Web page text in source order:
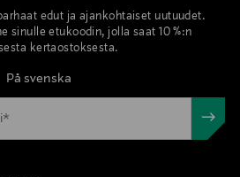
edut ja ajankohtaiset uutuudet.
sinulle etukoodin, jolla saat 10 %:n
kertaostoksesta.
På svenska